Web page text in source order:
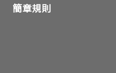
簡章規則